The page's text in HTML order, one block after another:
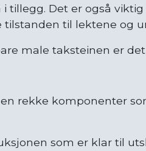
tillegg. Det er også viktig
til lektene og
male taksteinen er
rekke komponenter
som er klar til